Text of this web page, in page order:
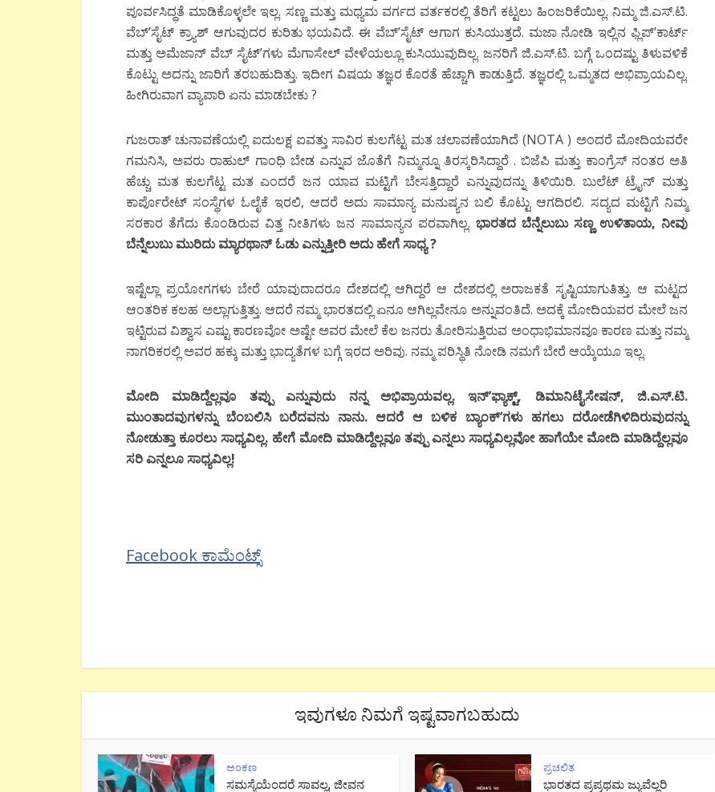
ಪೂರ್ವಸಿದ್ಧತೆ ಮಾಡಿಕೊಳ್ಳಲೇ ಇಲ್ಲ. ಸಣ್ಣ ಮತ್ತು ಮಧ್ಯಮ ವರ್ಗದ ವರ್ತಕರಲ್ಲಿ ತೆರಿಗೆ ಕಟ್ಟಲು ಹಿಂಜರಿಕೆಯಿಲ್ಲ. ನಿಮ್ಮ ಜಿ.ಎಸ್.ಟಿ.
ವೆಬ್’ಸೈಟ್ ಕ್ರ್ಯಾಶ್ ಆಗುವುದರ ಕುರಿತು ಭಯವಿದೆ. ಈ ವೆಬ್’ಸೈಟ್ ಆಗಾಗ ಕುಸಿಯುತ್ತದೆ. ಮಜಾ ನೋಡಿ ಇಲ್ಲಿನ ಫ್ಲಿಪ್’ಕಾರ್ಟ್
ಮತ್ತು ಅಮೆಜಾನ್ ವೆಬ್ ಸೈಟ್’ಗಳು ಮೆಗಾಸೇಲ್ ವೇಳೆಯಲ್ಲೂ ಕುಸಿಯುವುದಿಲ್ಲ. ಜನರಿಗೆ ಜಿ.ಎಸ್.ಟಿ. ಬಗ್ಗೆ ಒಂದಷ್ಟು ತಿಳುವಳಿಕೆ
ಕೊಟ್ಟು ಅದನ್ನು ಜಾರಿಗೆ ತರಬಹುದಿತ್ತು. ಇದೀಗ ವಿಷಯ ತಜ್ಞರ ಕೊರತೆ ಹೆಚ್ಚಾಗಿ ಕಾಡುತ್ತಿದೆ. ತಜ್ಞರಲ್ಲಿ ಒಮ್ಮತದ ಅಭಿಪ್ರಾಯವಿಲ್ಲ.
ಹೀಗಿರುವಾಗ ವ್ಯಾಪಾರಿ ಏನು ಮಾಡಬೇಕು ?
ಗುಜರಾತ್ ಚುನಾವಣೆಯಲ್ಲಿ ಐದುಲಕ್ಷ ಐವತ್ತು ಸಾವಿರ ಕುಲಗೆಟ್ಟ ಮತ ಚಲಾವಣೆಯಾಗಿದೆ (NOTA ) ಅಂದರೆ ಮೋದಿಯವರೇ
ಗಮನಿಸಿ, ಅವರು ರಾಹುಲ್ ಗಾಂಧಿ ಬೇಡ ಎನ್ನುವ ಜೊತೆಗೆ ನಿಮ್ಮನ್ನೂ ತಿರಸ್ಕರಿಸಿದ್ದಾರೆ . ಬಿಜೆಪಿ ಮತ್ತು ಕಾಂಗ್ರೆಸ್ ನಂತರ ಅತಿ
ಹೆಚ್ಚು ಮತ ಕುಲಗೆಟ್ಟ ಮತ ಎಂದರೆ ಜನ ಯಾವ ಮಟ್ಟಿಗೆ ಬೇಸತ್ತಿದ್ದಾರೆ ಎನ್ನುವುದನ್ನು ತಿಳಿಯಿರಿ. ಬುಲೆಟ್ ಟ್ರೈನ್ ಮತ್ತು
ಕಾರ್ಪೊರೇಟ್ ಸಂಸ್ಥೆಗಳ ಓಲೈಕೆ ಇರಲಿ, ಆದರೆ ಅದು ಸಾಮಾನ್ಯ ಮನುಷ್ಯನ ಬಲಿ ಕೊಟ್ಟು ಆಗದಿರಲಿ. ಸದ್ಯದ ಮಟ್ಟಿಗೆ ನಿಮ್ಮ
ಸರಕಾರ ತೆಗೆದು ಕೊಂಡಿರುವ ವಿತ್ತ ನೀತಿಗಳು ಜನ ಸಾಮಾನ್ಯನ ಪರವಾಗಿಲ್ಲ. ಭಾರತದ ಬೆನ್ನೆಲುಬು ಸಣ್ಣ ಉಳಿತಾಯ, ನೀವು
ಬೆನ್ನೆಲುಬು ಮುರಿದು ಮ್ಯಾರಥಾನ್ ಓಡು ಎನ್ನುತ್ತೀರಿ ಅದು ಹೇಗೆ ಸಾಧ್ಯ ?
ಇಷ್ಟೆಲ್ಲಾ ಪ್ರಯೋಗಗಳು ಬೇರೆ ಯಾವುದಾದರೂ ದೇಶದಲ್ಲಿ ಆಗಿದ್ದರೆ ಆ ದೇಶದಲ್ಲಿ ಅರಾಜಕತೆ ಸೃಷ್ಟಿಯಾಗುತಿತ್ತು. ಆ ಮಟ್ಟದ
ಆಂತರಿಕ ಕಲಹ ಅಲ್ಲಾಗುತ್ತಿತ್ತು. ಆದರೆ ನಮ್ಮ ಭಾರತದಲ್ಲಿ ಏನೂ ಆಗಿಲ್ಲವೇನೂ ಅನ್ನುವಂತಿದೆ. ಅದಕ್ಕೆ ಮೋದಿಯವರ ಮೇಲೆ ಜನ
ಇಟ್ಟಿರುವ ವಿಶ್ವಾಸ ಎಷ್ಟು ಕಾರಣವೋ ಅಷ್ಟೇ ಅವರ ಮೇಲೆ ಕೆಲ ಜನರು ತೋರಿಸುತ್ತಿರುವ ಅಂಧಾಭಿಮಾನವೂ ಕಾರಣ ಮತ್ತು ನಮ್ಮ
ನಾಗರಿಕರಲ್ಲಿ ಅವರ ಹಕ್ಕು ಮತ್ತು ಭಾದ್ಯತೆಗಳ ಬಗ್ಗೆ ಇರದ ಅರಿವು. ನಮ್ಮ ಪರಿಸ್ಥಿತಿ ನೋಡಿ ನಮಗೆ ಬೇರೆ ಆಯ್ಕೆಯೂ ಇಲ್ಲ.
ಮೋದಿ ಮಾಡಿದ್ದೆಲ್ಲವೂ ತಪ್ಪು ಎನ್ನುವುದು ನನ್ನ ಅಭಿಪ್ರಾಯವಲ್ಲ. ಇನ್’ಫ್ಯಾಕ್ಟ್, ಡಿಮಾನಿಟೈಸೇಷನ್, ಜಿ.ಎಸ್.ಟಿ.
ಮುಂತಾದವುಗಳನ್ನು ಬೆಂಬಲಿಸಿ ಬರೆದವನು ನಾನು. ಆದರೆ ಆ ಬಳಿಕ ಬ್ಯಾಂಕ್’ಗಳು ಹಗಲು ದರೋಡೆಗಿಳಿದಿರುವುದನ್ನು
ನೋಡುತ್ತಾ ಕೂರಲು ಸಾಧ್ಯವಿಲ್ಲ. ಹೇಗೆ ಮೋದಿ ಮಾಡಿದ್ದೆಲ್ಲವೂ ತಪ್ಪು ಎನ್ನಲು ಸಾಧ್ಯವಿಲ್ಲವೋ ಹಾಗೆಯೇ ಮೋದಿ ಮಾಡಿದ್ದೆಲ್ಲವೂ
ಸರಿ ಎನ್ನಲೂ ಸಾಧ್ಯವಿಲ್ಲ!
Facebook ಕಾಮೆಂಟ್ಸ್
ಇವುಗಳೂ ನಿಮಗೆ ಇಷ್ಟವಾಗಬಹುದು
ಅಂಕಣ
ಸಮಸ್ಯೆಯೆಂದರೆ ಸಾವಲ್ಲ, ಜೀವನ
ಪ್ರಚಲಿತ
ಭಾರತದ ಪ್ರಪ್ರಥಮ ಜ್ಯುವೆಲ್ಲರಿ